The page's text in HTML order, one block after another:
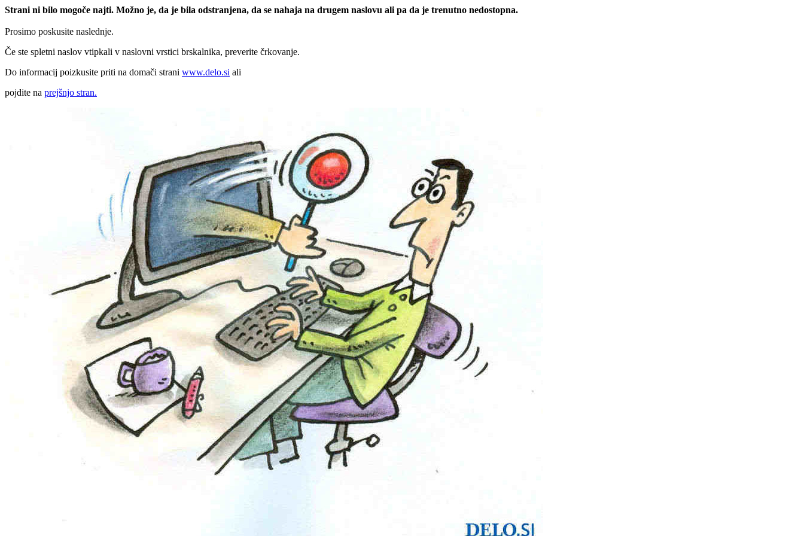
Strani ni bilo mogoče najti. Možno je, da je bila odstranjena, da se nahaja na drugem naslovu ali pa da je trenutno nedostopna.
Prosimo poskusite naslednje.
Če ste spletni naslov vtipkali v naslovni vrstici brskalnika, preverite črkovanje.
Do informacij poizkusite priti na domači strani www.delo.si ali
pojdite na prejšnjo stran.